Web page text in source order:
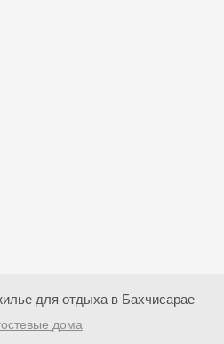
для отдыха в Бахчисарае
дома